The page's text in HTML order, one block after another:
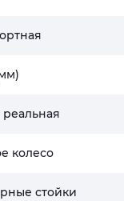
колесо
стойки